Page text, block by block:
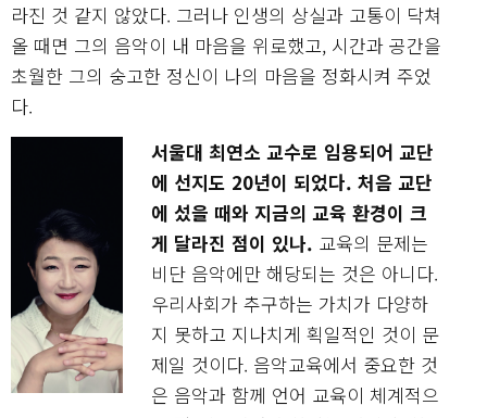
라진 것 같지 않았다. 그러나 인생의 상실과 고통이 닥쳐
올 때면 그의 음악이 내 마음을 위로했고, 시간과 공간을
초월한 그의 숭고한 정신이 나의 마음을 정화시켜 주었
다.
서울대 최연소 교수로 임용되어 교단
에 선지도 20년이 되었다. 처음 교단
에 섰을 때와 지금의 교육 환경이 크
게 달라진 점이 있나. 교육의 문제는
비단 음악에만 해당되는 것은 아니다.
우리사회가 추구하는 가치가 다양하
지 못하고 지나치게 획일적인 것이 문
제일 것이다. 음악교육에서 중요한 것
은 음악과 함께 언어 교육이 체계적으